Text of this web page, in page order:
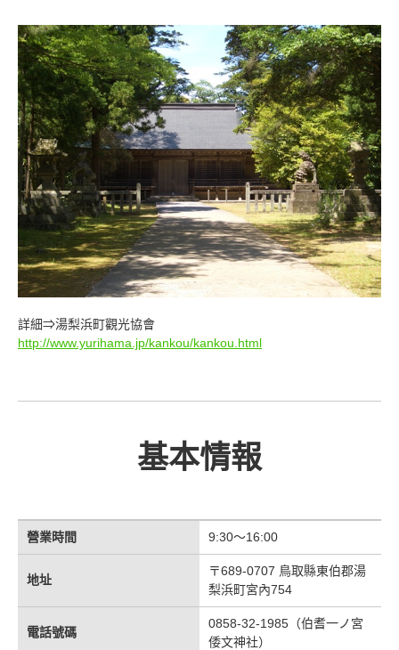
詳細⇒湯梨浜町觀光協會
http://www.yurihama.jp/kankou/kankou.html
基本情報
營業時間 9:30～16:00
地址
〒689-0707 鳥取縣東伯郡湯
梨浜町宮內754
電話號碼
0858-32-1985（伯耆一ノ宮
倭文神社）